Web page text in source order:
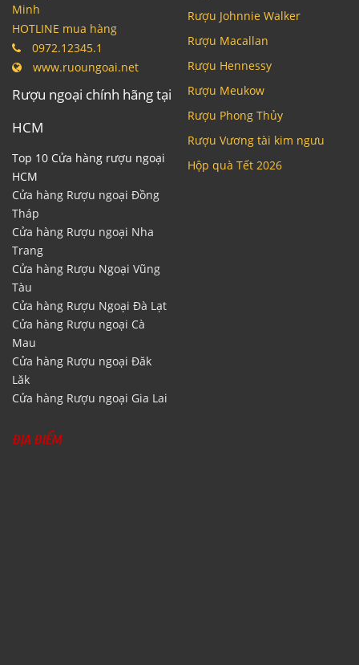
Minh
HOTLINE mua hàng
0972.12345.1
www.ruoungoai.net
Rượu ngoại chính hãng tại
HCM
Top 10 Cửa hàng rượu ngoại
HCM
Cửa hàng Rượu ngoại Đồng
Tháp
Cửa hàng Rượu ngoại Nha
Trang
Cửa hàng Rượu Ngoại Vũng
Tàu
Cửa hàng Rượu Ngoại Đà Lạt
Cửa hàng Rượu ngoại Cà
Mau
Cửa hàng Rượu ngoại Đăk
Lăk
Cửa hàng Rượu ngoại Gia Lai
Rượu Johnnie Walker
Rượu Macallan
Rượu Hennessy
Rượu Meukow
Rượu Phong Thủy
Rượu Vương tài kim ngưu
Hộp quà Tết 2026
ĐỊA ĐIỂM